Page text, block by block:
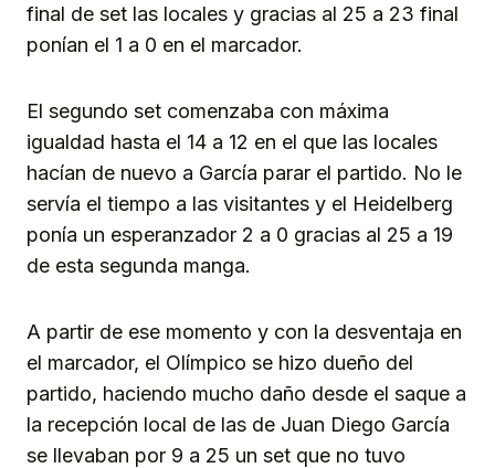
final de set las locales y gracias al 25 a 23 final
ponían el 1 a 0 en el marcador.
El segundo set comenzaba con máxima
igualdad hasta el 14 a 12 en el que las locales
hacían de nuevo a García parar el partido. No le
servía el tiempo a las visitantes y el Heidelberg
ponía un esperanzador 2 a 0 gracias al 25 a 19
de esta segunda manga.
A partir de ese momento y con la desventaja en
el marcador, el Olímpico se hizo dueño del
partido, haciendo mucho daño desde el saque a
la recepción local de las de Juan Diego García
se llevaban por 9 a 25 un set que no tuvo